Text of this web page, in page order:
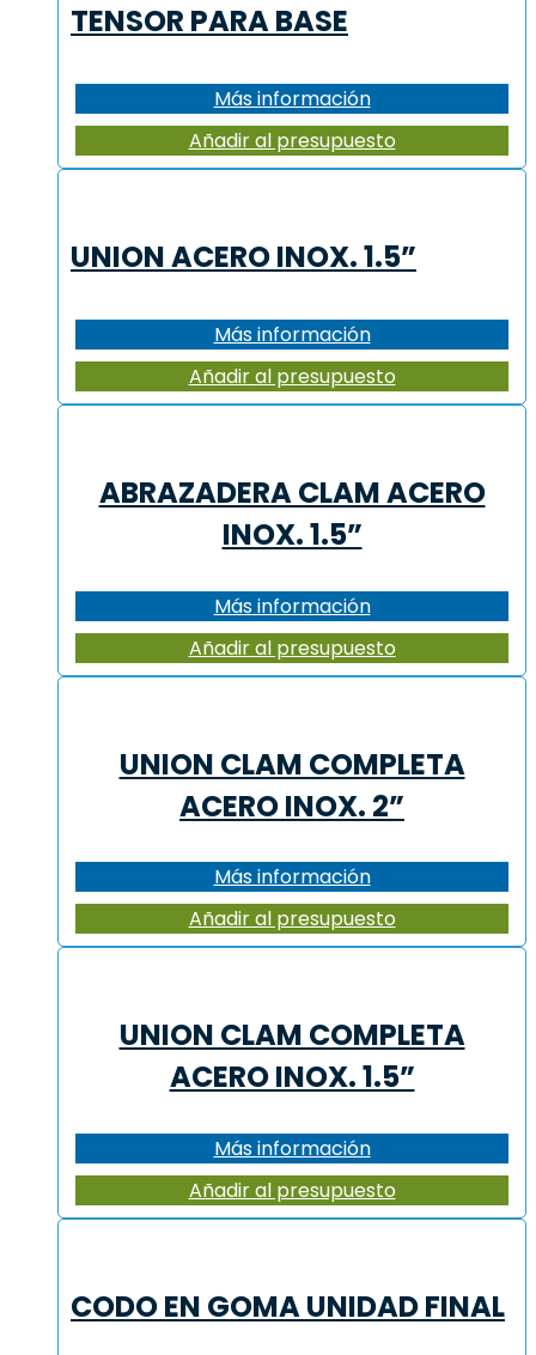
TENSOR PARA BASE
Más información
Añadir al presupuesto
UNION ACERO INOX. 1.5”
Más información
Añadir al presupuesto
ABRAZADERA CLAM ACERO
INOX. 1.5”
Más información
Añadir al presupuesto
UNION CLAM COMPLETA
ACERO INOX. 2”
Más información
Añadir al presupuesto
UNION CLAM COMPLETA
ACERO INOX. 1.5”
Más información
Añadir al presupuesto
CODO EN GOMA UNIDAD FINAL